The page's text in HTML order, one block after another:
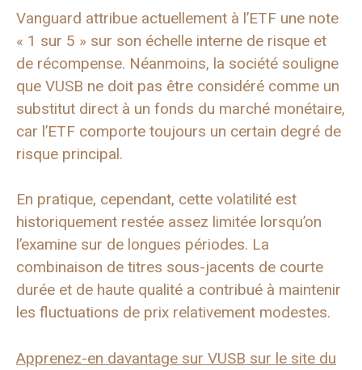
Vanguard attribue actuellement à l’ETF une note
« 1 sur 5 » sur son échelle interne de risque et
de récompense. Néanmoins, la société souligne
que VUSB ne doit pas être considéré comme un
substitut direct à un fonds du marché monétaire,
car l’ETF comporte toujours un certain degré de
risque principal.
En pratique, cependant, cette volatilité est
historiquement restée assez limitée lorsqu’on
l’examine sur de longues périodes. La
combinaison de titres sous-jacents de courte
durée et de haute qualité a contribué à maintenir
les fluctuations de prix relativement modestes.
Apprenez-en davantage sur VUSB sur le site du